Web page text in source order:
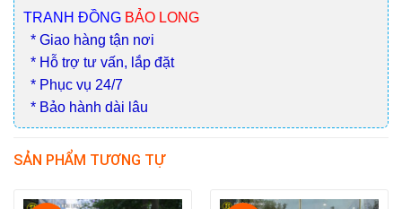
TRANH ĐỒNG BẢO LONG
* Giao hàng tận nơi
* Hỗ trợ tư vấn, lắp đặt
* Phục vụ 24/7
* Bảo hành dài lâu
SẢN PHẨM TƯƠNG TỰ